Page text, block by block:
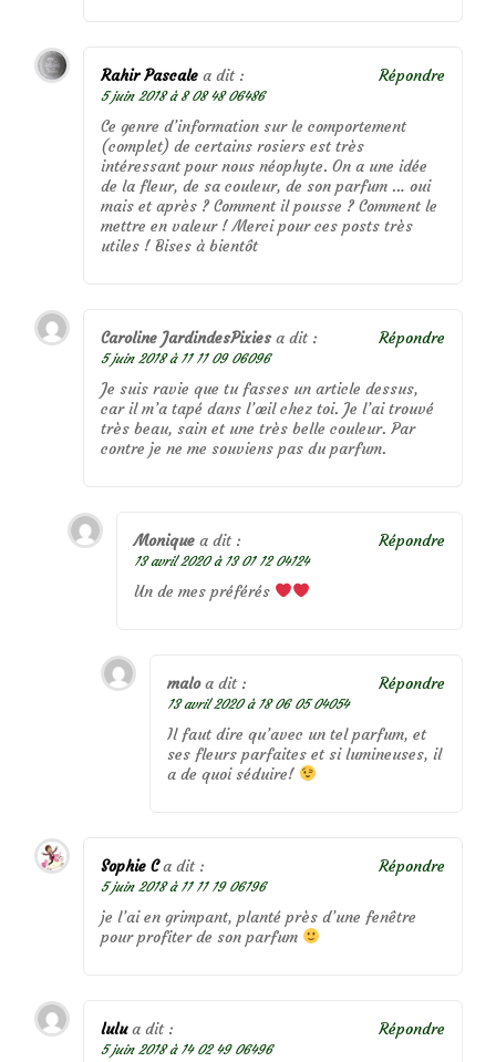
Rahir Pascale a dit :
5 juin 2018 à 8 08 48 06486
Ce genre d’information sur le comportement
(complet) de certains rosiers est très
intéressant pour nous néophyte. On a une idée
de la fleur, de sa couleur, de son parfum … oui
mais et après ? Comment il pousse ? Comment le
mettre en valeur ! Merci pour ces posts très
utiles ! Bises à bientôt
Répondre
Caroline JardindesPixies a dit :
5 juin 2018 à 11 11 09 06096
Je suis ravie que tu fasses un article dessus,
car il m’a tapé dans l’œil chez toi. Je l’ai trouvé
très beau, sain et une très belle couleur. Par
contre je ne me souviens pas du parfum.
Répondre
Monique a dit :
13 avril 2020 à 13 01 12 04124
Un de mes préférés
Répondre
malo a dit :
13 avril 2020 à 18 06 05 04054
Il faut dire qu’avec un tel parfum, et
ses fleurs parfaites et si lumineuses, il
a de quoi séduire!
Répondre
Sophie C a dit :
5 juin 2018 à 11 11 19 06196
je l’ai en grimpant, planté près d’une fenêtre
pour profiter de son parfum
Répondre
lulu a dit :
5 juin 2018 à 14 02 49 06496
Répondre